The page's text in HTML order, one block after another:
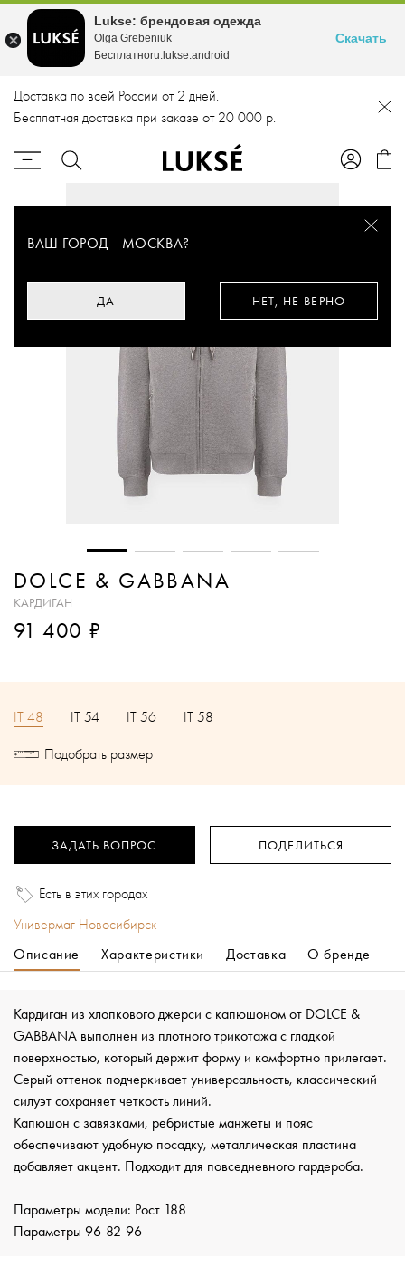
Доставка по всей России от 2 дней.
Бесплатная доставка при заказе от 20 000 р.
ВАШ ГОРОД - МОСКВА?
ДА НЕТ, НЕ ВЕРНО
DOLCE & GABBANA
КАРДИГАН
91 400 ₽
IT 48 IT 54 IT 56
IT 58
Подобрать размер
ЗАДАТЬ ВОПРОС ПОДЕЛИТЬСЯ
Есть в этих городах
Универмаг Новосибирск
Описание
Характеристики Доставка О бренде
Кардиган из хлопкового джерси с капюшоном от DOLCE &
GABBANA выполнен из плотного трикотажа с гладкой
поверхностью, который держит форму и комфортно прилегает.
Серый оттенок подчеркивает универсальность, классический
силуэт сохраняет четкость линий.
Капюшон с завязками, ребристые манжеты и пояс
обеспечивают удобную посадку, металлическая пластина
добавляет акцент. Подходит для повседневного гардероба.
Параметры модели: Рост 188
Параметры 96-82-96
Lukse: брендовая одежда
Olga Grebeniuk
Бесплатноru.lukse.android
Скачать